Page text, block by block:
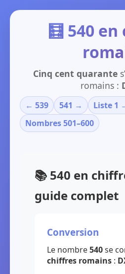
🧮 540
Cinq cent quarante
romains :
← 539 541 →
Liste 1
Nombres 501–600
📚 540 en
guide complet
Conversion
Le nombre540se
chiffres romains :